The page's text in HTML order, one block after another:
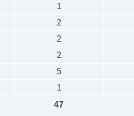
1
2
2
2
5
1
47